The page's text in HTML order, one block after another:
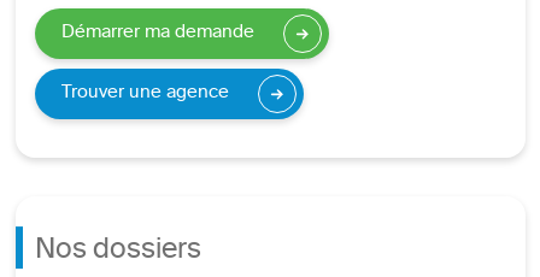
Démarrer ma demande
Trouver une agence
Nos dossiers